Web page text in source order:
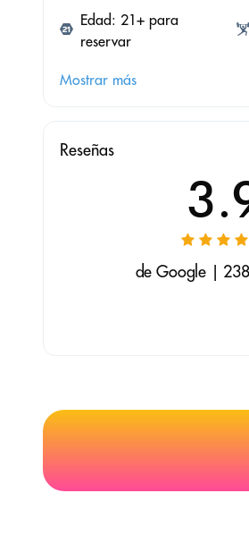
Edad: 21+ para
reservar
Mostrar más
Reseñas
de Google |